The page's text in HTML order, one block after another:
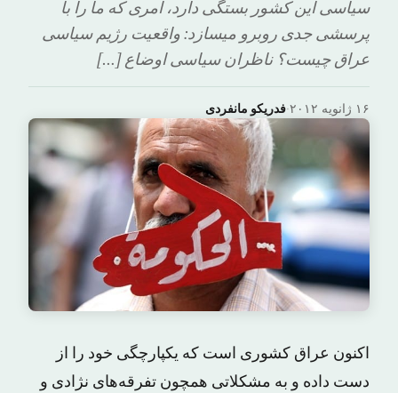
سیاسی این کشور بستگی دارد، امری که ما را با
پرسشی جدی روبرو میسازد: واقعیت رژیم سیاسی
عراق چیست؟ ناظران سیاسی اوضاع […]
فدریکو مانفردی· ۱۶ ژانویه ۲۰۱۲
اکنون عراق کشوری است که یکپارچگی خود را از
دست داده و به مشکلاتی همچون تفرقه‌های نژادی و